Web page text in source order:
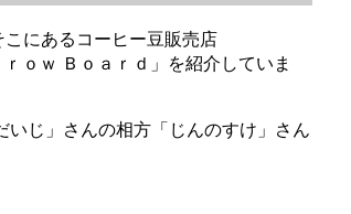
にあるコーヒー豆販売店
ｏｗ Ｂｏａｒｄ」を紹介していま
いじ」さんの相方「じんのすけ」さん